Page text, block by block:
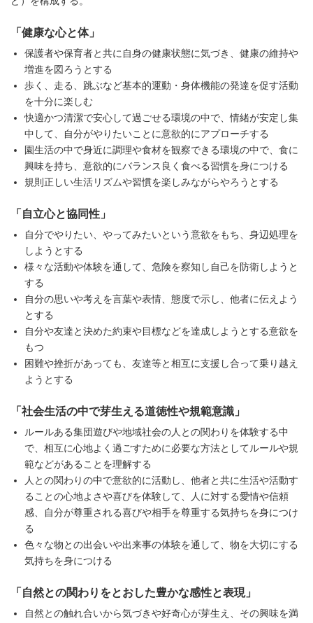
「健康な心と体」
保護者や保育者と共に自身の健康状態に気づき、健康の維持や
増進を図ろうとする
歩く、走る、跳ぶなど基本的運動・身体機能の発達を促す活動
を十分に楽しむ
快適かつ清潔で安心して過ごせる環境の中で、情緒が安定し集
中して、自分がやりたいことに意欲的にアプローチする
園生活の中で身近に調理や食材を観察できる環境の中で、食に
興味を持ち、意欲的にバランス良く食べる習慣を身につける
規則正しい生活リズムや習慣を楽しみながらやろうとする
「自立心と協同性」
自分でやりたい、やってみたいという意欲をもち、身辺処理を
しようとする
様々な活動や体験を通して、危険を察知し自己を防衛しようと
する
自分の思いや考えを言葉や表情、態度で示し、他者に伝えよう
とする
自分や友達と決めた約束や目標などを達成しようとする意欲を
もつ
困難や挫折があっても、友達等と相互に支援し合って乗り越え
ようとする
「社会生活の中で芽生える道徳性や規範意識」
ルールある集団遊びや地域社会の人との関わりを体験する中
で、相互に心地よく過ごすために必要な方法としてルールや規
範などがあることを理解する
人との関わりの中で意欲的に活動し、他者と共に生活や活動す
ることの心地よさや喜びを体験して、人に対する愛情や信頼
感、自分が尊重される喜びや相手を尊重する気持ちを身につけ
る
色々な物との出会いや出来事の体験を通して、物を大切にする
気持ちを身につける
「自然との関わりをとおした豊かな感性と表現」
自然との触れ合いから気づきや好奇心が芽生え、その興味を満